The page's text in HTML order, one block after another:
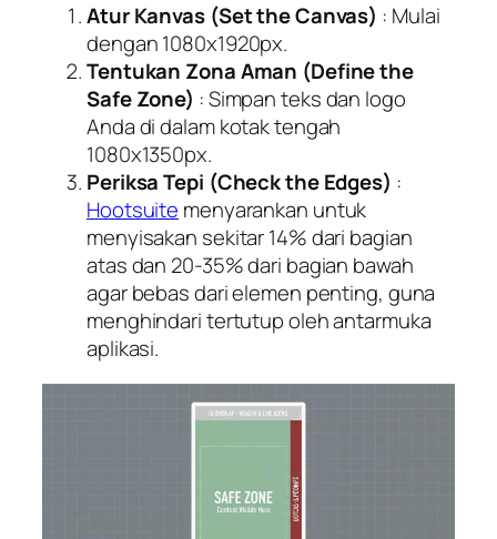
Atur Kanvas (Set the Canvas) : Mulai
dengan 1080x1920px.
Tentukan Zona Aman (Define the
Safe Zone) : Simpan teks dan logo
Anda di dalam kotak tengah
1080x1350px.
Periksa Tepi (Check the Edges) :
Hootsuite menyarankan untuk
menyisakan sekitar 14% dari bagian
atas dan 20-35% dari bagian bawah
agar bebas dari elemen penting, guna
menghindari tertutup oleh antarmuka
aplikasi.